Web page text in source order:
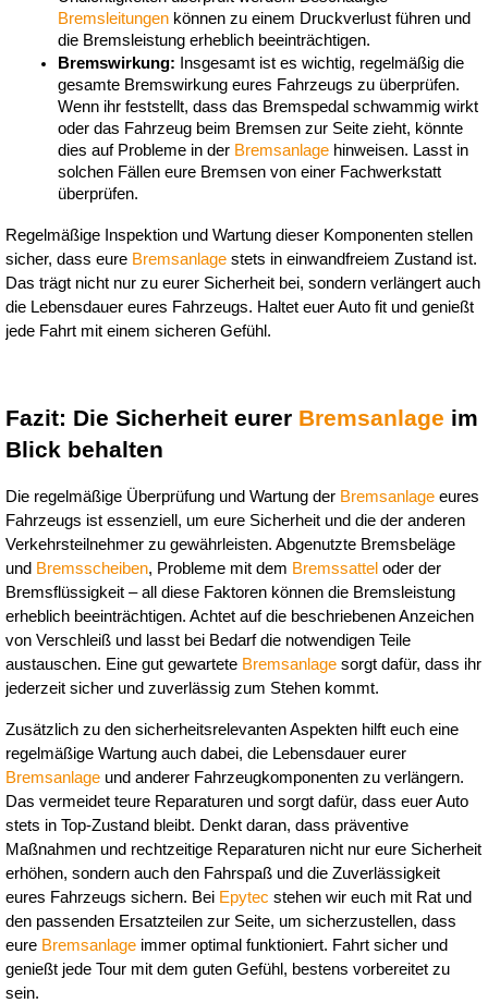
Bremsleitungen können zu einem Druckverlust führen und
die Bremsleistung erheblich beeinträchtigen.
Bremswirkung: Insgesamt ist es wichtig, regelmäßig die
gesamte Bremswirkung eures Fahrzeugs zu überprüfen.
Wenn ihr feststellt, dass das Bremspedal schwammig wirkt
oder das Fahrzeug beim Bremsen zur Seite zieht, könnte
dies auf Probleme in der Bremsanlage hinweisen. Lasst in
solchen Fällen eure Bremsen von einer Fachwerkstatt
überprüfen.
Regelmäßige Inspektion und Wartung dieser Komponenten stellen
sicher, dass eure Bremsanlage stets in einwandfreiem Zustand ist.
Das trägt nicht nur zu eurer Sicherheit bei, sondern verlängert auch
die Lebensdauer eures Fahrzeugs. Haltet euer Auto fit und genießt
jede Fahrt mit einem sicheren Gefühl.
Fazit: Die Sicherheit eurer Bremsanlage im
Blick behalten
Die regelmäßige Überprüfung und Wartung der Bremsanlage eures
Fahrzeugs ist essenziell, um eure Sicherheit und die der anderen
Verkehrsteilnehmer zu gewährleisten. Abgenutzte Bremsbeläge
und Bremsscheiben, Probleme mit dem Bremssattel oder der
Bremsflüssigkeit – all diese Faktoren können die Bremsleistung
erheblich beeinträchtigen. Achtet auf die beschriebenen Anzeichen
von Verschleiß und lasst bei Bedarf die notwendigen Teile
austauschen. Eine gut gewartete Bremsanlage sorgt dafür, dass ihr
jederzeit sicher und zuverlässig zum Stehen kommt.
Zusätzlich zu den sicherheitsrelevanten Aspekten hilft euch eine
Bremsanlage und anderer Fahrzeugkomponenten zu verlängern.
Das vermeidet teure Reparaturen und sorgt dafür, dass euer Auto
stets in Top-Zustand bleibt. Denkt daran, dass präventive
Maßnahmen und rechtzeitige Reparaturen nicht nur eure Sicherheit
erhöhen, sondern auch den Fahrspaß und die Zuverlässigkeit
eures Fahrzeugs sichern. Bei Epytec stehen wir euch mit Rat und
den passenden Ersatzteilen zur Seite, um sicherzustellen, dass
eure Bremsanlage immer optimal funktioniert. Fahrt sicher und
genießt jede Tour mit dem guten Gefühl, bestens vorbereitet zu
sein.